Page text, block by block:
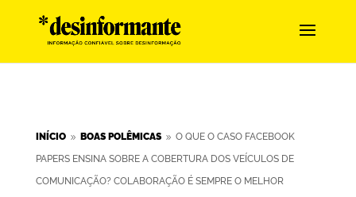
INÍCIO 9 BOAS POLÊMICAS 9 O QUE O CASO FACEBOOK
PAPERS ENSINA SOBRE A COBERTURA DOS VEÍCULOS DE
COMUNICAÇÃO? COLABORAÇÃO É SEMPRE O MELHOR